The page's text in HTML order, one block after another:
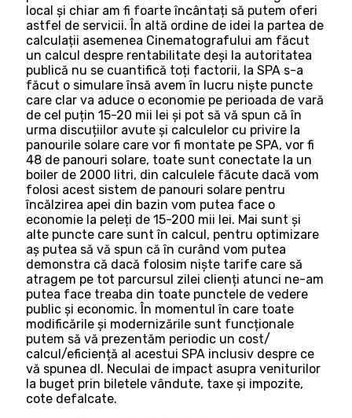
local și chiar am fi foarte încântați să putem oferi
astfel de servicii. În altă ordine de idei la partea de
calculații asemenea Cinematografului am făcut
un calcul despre rentabilitate deși la autoritatea
publică nu se cuantifică toți factorii, la SPA s-a
făcut o simulare însă avem în lucru niște puncte
care clar va aduce o economie pe perioada de vară
de cel puțin 15-20 mii lei și pot să vă spun că în
urma discuțiilor avute și calculelor cu privire la
panourile solare care vor fi montate pe SPA, vor fi
48 de panouri solare, toate sunt conectate la un
boiler de 2000 litri, din calculele făcute dacă vom
folosi acest sistem de panouri solare pentru
încălzirea apei din bazin vom putea face o
economie la peleți de 15-200 mii lei. Mai sunt și
alte puncte care sunt în calcul, pentru optimizare
aș putea să vă spun că în curând vom putea
demonstra că dacă folosim niște tarife care să
atragem pe tot parcursul zilei clienți atunci ne-am
putea face treaba din toate punctele de vedere
public și economic. În momentul în care toate
modificările și modernizările sunt funcționale
putem să vă prezentăm periodic un cost/
calcul/eficiență al acestui SPA inclusiv despre ce
vă spunea dl. Neculai de impact asupra veniturilor
la buget prin biletele vândute, taxe și impozite,
cote defalcate.